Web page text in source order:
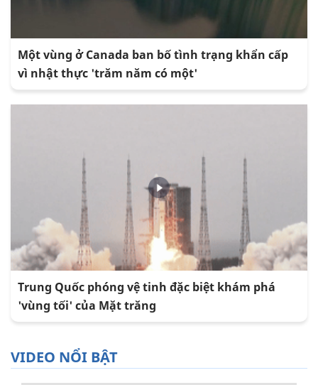
Một vùng ở Canada ban bố tình trạng khẩn cấp
vì nhật thực 'trăm năm có một'
Trung Quốc phóng vệ tinh đặc biệt khám phá
'vùng tối' của Mặt trăng
VIDEO NỔI BẬT